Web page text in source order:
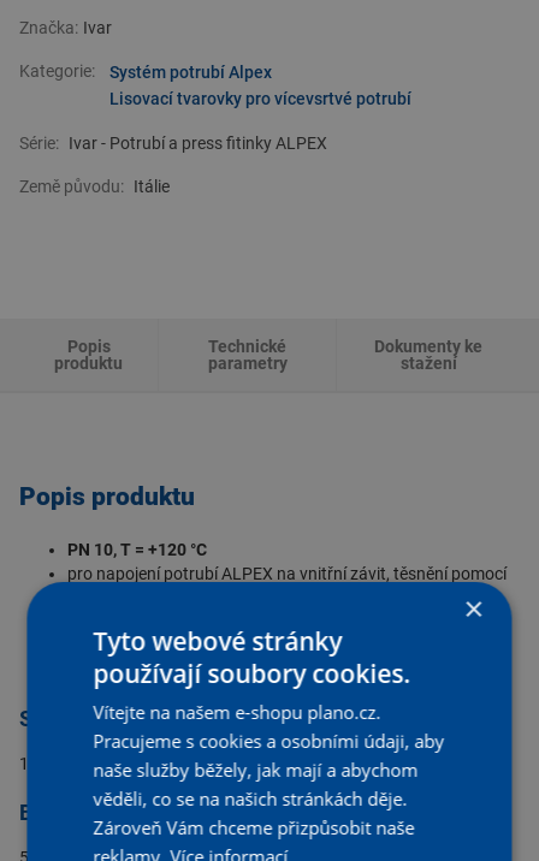
Značka: Ivar
Kategorie:
Systém potrubí Alpex
Lisovací tvarovky pro vícevsrtvé potrubí
Série: Ivar - Potrubí a press fitinky ALPEX
Země původu: Itálie
Popis
produktu
Technické
parametry
Dokumenty ke
stažení
Popis produktu
PN 10, T = +120 °C
pro napojení potrubí ALPEX na vnitřní závit, těsnění pomocí
materiál niklovaná mosaz CW617N, objímka nerezová ocel,
těsnění EPDM
Specifikace:
1/2˝ M x 16
Balení:
×
Tyto webové stránky
používají soubory cookies.
Vítejte na našem e-shopu plano.cz.
Pracujeme s cookies a osobními údaji, aby
naše služby běžely, jak mají a abychom
věděli, co se na našich stránkách děje.
Zároveň Vám chceme přizpůsobit naše
reklamy.Více informací